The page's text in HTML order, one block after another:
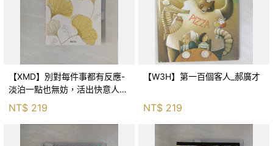
【XMD】別對每件事都有反應-
淡泊一點也無妨，活出快意人生
的99個禪練習！_枡野俊明, 黃
薇嬪
NT$ 219
【W3H】第一百個客人_郝廣才
NT$ 219